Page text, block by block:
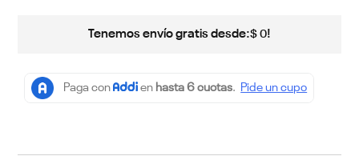
Tenemos envío gratis desde:$ 0!